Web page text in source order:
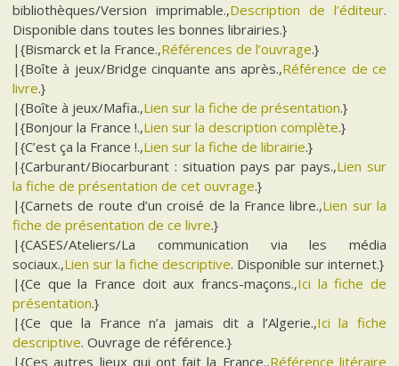
bibliothèques/Version imprimable.,Description de l’éditeur.
Disponible dans toutes les bonnes librairies.}
|{Bismarck et la France.,Références de l’ouvrage.}
|{Boîte à jeux/Bridge cinquante ans après.,Référence de ce
livre.}
|{Boîte à jeux/Mafia.,Lien sur la fiche de présentation.}
|{Bonjour la France !.,Lien sur la description complète.}
|{C’est ça la France !.,Lien sur la fiche de librairie.}
|{Carburant/Biocarburant : situation pays par pays.,Lien sur
la fiche de présentation de cet ouvrage.}
|{Carnets de route d’un croisé de la France libre.,Lien sur la
fiche de présentation de ce livre.}
|{CASES/Ateliers/La communication via les média
sociaux.,Lien sur la fiche descriptive. Disponible sur internet.}
|{Ce que la France doit aux francs-maçons.,Ici la fiche de
présentation.}
|{Ce que la France n’a jamais dit a l’Algerie.,Ici la fiche
descriptive. Ouvrage de référence.}
|{Ces autres lieux qui ont fait la France.,Référence litéraire